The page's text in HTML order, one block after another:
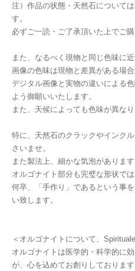
注）作品の状態・天然石について
す。
必ずご一読・ご了承頂いた上でご購
また、なるべく現物と同じ色味に
画像の色味は現物と差異がある場合
デジタル画像と実物の違いによる
よう御願いいたします。
また、天候によっても色味が異な
特に、天然石のクラックやインク
さいませ。
また製法上、細かな気泡があります
オルゴナイト部分も完璧な形状で
何卒、「手作り」であるという事
い致します。
＜オルゴナイトについて、
オルゴナイトは医学的・科学的に
が、心を込めてお創りしております